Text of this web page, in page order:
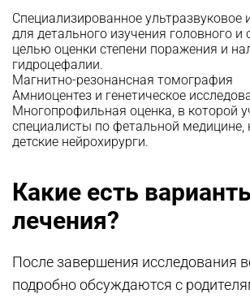
Специализированное ультразвуковое
для детального изучения головного и
целью оценки степени поражения и
гидроцефалии.
Магнитно-резонансная томография
Амниоцентез и генетическое
Многопрофильная оценка, в которой
специалисты по фетальной медицине,
детские нейрохирурги.
Какие есть
лечения?
После завершения исследования
подробно обсуждаются с